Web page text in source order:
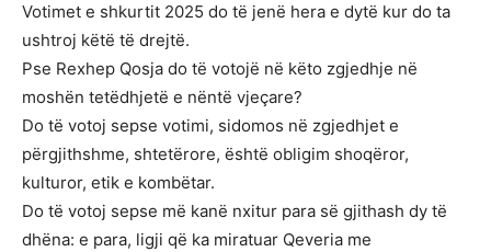
Votimet e shkurtit 2025 do të jenë hera e dytë kur do ta
ushtroj këtë të drejtë.
Pse Rexhep Qosja do të votojë në këto zgjedhje në
moshën tetëdhjetë e nëntë vjeçare?
Do të votoj sepse votimi, sidomos në zgjedhjet e
përgjithshme, shtetërore, është obligim shoqëror,
kulturor, etik e kombëtar.
Do të votoj sepse më kanë nxitur para së gjithash dy të
dhëna: e para, ligji që ka miratuar Qeveria me